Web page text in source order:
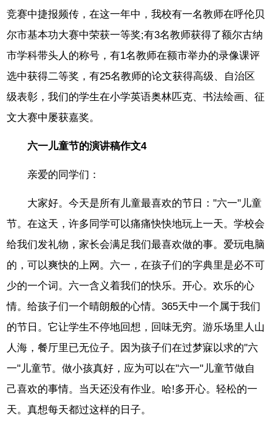
竞赛中捷报频传，在这一年中，我校有一名教师在呼伦贝
尔市基本功大赛中荣获一等奖;有3名教师获得了额尔古纳
市学科带头人的称号，有1名教师在额市举办的录像课评
选中获得二等奖，有25名教师的论文获得高级、自治区
级表彰，我们的学生在小学英语奥林匹克、书法绘画、征
文大赛中屡获嘉奖。
六一儿童节的演讲稿作文4
亲爱的同学们：
大家好。今天是所有儿童最喜欢的节日："六一"儿童
节。在这天，许多同学可以痛痛快快地玩上一天。学校会
给我们发礼物，家长会满足我们最喜欢做的事。爱玩电脑
的，可以爽快的上网。六一，在孩子们的字典里是必不可
少的一个词。六一含义着我们的快乐。开心。欢乐的心
情。给孩子们一个晴朗般的心情。365天中一个属于我们
的节日。它让学生不停地回想，回味无穷。游乐场里人山
人海，餐厅里已无位子。因为孩子们在过梦寐以求的"六
一"儿童节。做小孩真好，应为可以在"六一"儿童节做自
己喜欢的事情。当天还没有作业。哈!多开心。轻松的一
天。真想每天都过这样的日子。